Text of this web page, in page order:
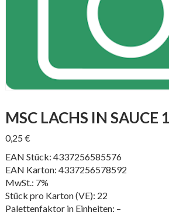
MSC LACHS IN SAUCE
0,25 €
EAN Stück: 4337256585576
EAN Karton: 4337256578592
MwSt.: 7%
Stück pro Karton (VE): 22
Palettenfaktor in Einheiten: –